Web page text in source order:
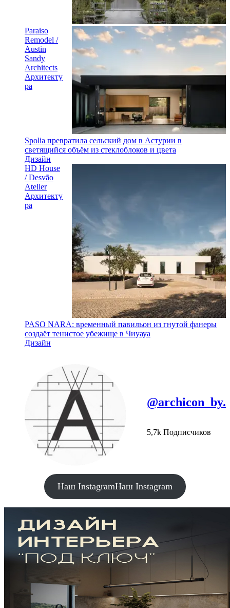
Paraiso
Remodel /
Austin
Sandy
Architects
Архитекту
ра
Spolia превратила сельский дом в Астурии в
светящийся объём из стеклоблоков и цвета
Дизайн
HD House
/ Desvão
Atelier
Архитекту
ра
PASO NARA: временный павильон из гнутой фанеры
создаёт тенистое убежище в Чиуауа
Дизайн
@archicon_by.
5,7k Подписчиков
Наш InstagramНаш Instagram